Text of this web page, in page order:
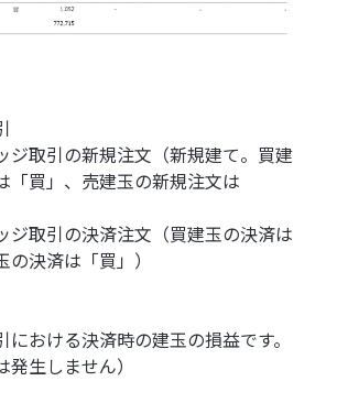
ジ取引の新規注文（新規建て。買建
「買」、売建玉の新規注文は
ジ取引の決済注文（買建玉の決済は
の決済は「買」）
における決済時の建玉の損益です。
発生しません）